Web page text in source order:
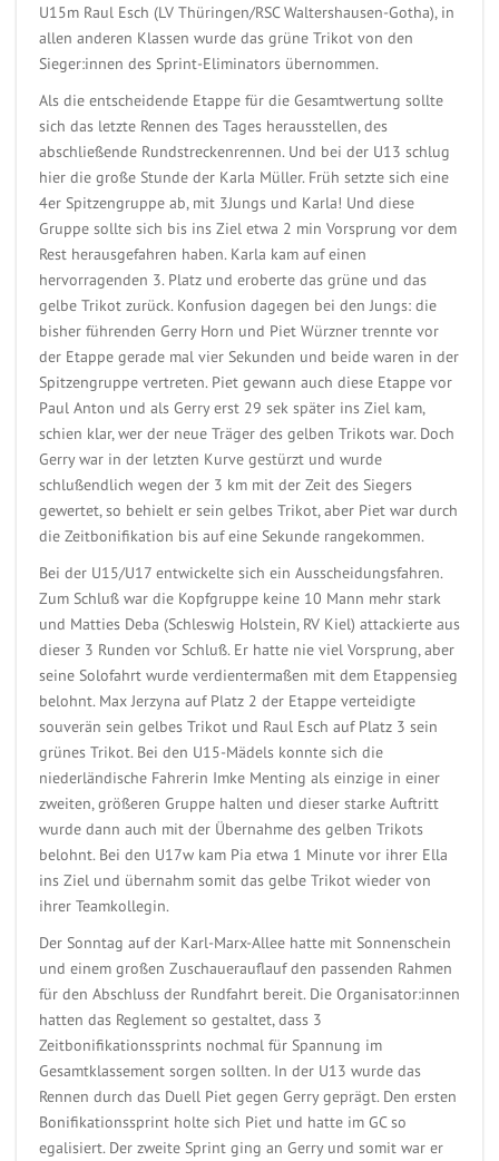
U15m Raul Esch (LV Thüringen/RSC Waltershausen-Gotha), in
allen anderen Klassen wurde das grüne Trikot von den
Sieger:innen des Sprint-Eliminators übernommen.
Als die entscheidende Etappe für die Gesamtwertung sollte
sich das letzte Rennen des Tages herausstellen, des
abschließende Rundstreckenrennen. Und bei der U13 schlug
hier die große Stunde der Karla Müller. Früh setzte sich eine
4er Spitzengruppe ab, mit 3Jungs und Karla! Und diese
Gruppe sollte sich bis ins Ziel etwa 2 min Vorsprung vor dem
Rest herausgefahren haben. Karla kam auf einen
hervorragenden 3. Platz und eroberte das grüne und das
gelbe Trikot zurück. Konfusion dagegen bei den Jungs: die
bisher führenden Gerry Horn und Piet Würzner trennte vor
der Etappe gerade mal vier Sekunden und beide waren in der
Spitzengruppe vertreten. Piet gewann auch diese Etappe vor
Paul Anton und als Gerry erst 29 sek später ins Ziel kam,
schien klar, wer der neue Träger des gelben Trikots war. Doch
Gerry war in der letzten Kurve gestürzt und wurde
schlußendlich wegen der 3 km mit der Zeit des Siegers
gewertet, so behielt er sein gelbes Trikot, aber Piet war durch
die Zeitbonifikation bis auf eine Sekunde rangekommen.
Bei der U15/U17 entwickelte sich ein Ausscheidungsfahren.
Zum Schluß war die Kopfgruppe keine 10 Mann mehr stark
und Matties Deba (Schleswig Holstein, RV Kiel) attackierte aus
dieser 3 Runden vor Schluß. Er hatte nie viel Vorsprung, aber
seine Solofahrt wurde verdientermaßen mit dem Etappensieg
belohnt. Max Jerzyna auf Platz 2 der Etappe verteidigte
souverän sein gelbes Trikot und Raul Esch auf Platz 3 sein
grünes Trikot. Bei den U15-Mädels konnte sich die
niederländische Fahrerin Imke Menting als einzige in einer
zweiten, größeren Gruppe halten und dieser starke Auftritt
wurde dann auch mit der Übernahme des gelben Trikots
belohnt. Bei den U17w kam Pia etwa 1 Minute vor ihrer Ella
ins Ziel und übernahm somit das gelbe Trikot wieder von
ihrer Teamkollegin.
Der Sonntag auf der Karl-Marx-Allee hatte mit Sonnenschein
und einem großen Zuschauerauflauf den passenden Rahmen
für den Abschluss der Rundfahrt bereit. Die Organisator:innen
hatten das Reglement so gestaltet, dass 3
Zeitbonifikationssprints nochmal für Spannung im
Gesamtklassement sorgen sollten. In der U13 wurde das
Rennen durch das Duell Piet gegen Gerry geprägt. Den ersten
Bonifikationssprint holte sich Piet und hatte im GC so
egalisiert. Der zweite Sprint ging an Gerry und somit war er